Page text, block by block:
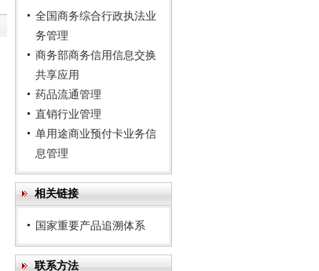
全国商务综合行政执法业
务管理
商务部商务信用信息交换
共享应用
药品流通管理
直销行业管理
单用途商业预付卡业务信
息管理
相关链接
国家重要产品追溯体系
联系方法